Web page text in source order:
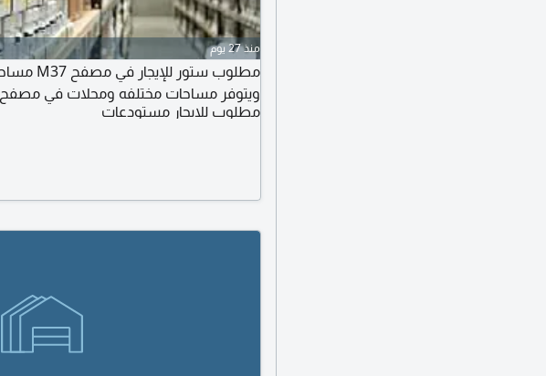
منذ 27 يوم
ويتوفر مساحات مختلفه ومحلات في مصفح
مطلوب للايجار مستودعات